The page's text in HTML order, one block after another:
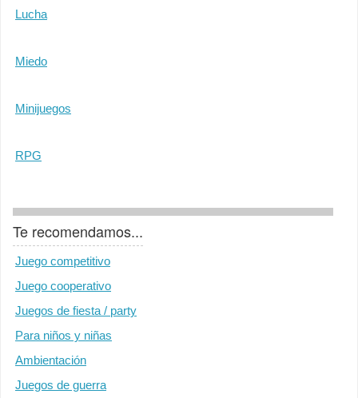
Lucha
Miedo
Minijuegos
RPG
Te recomendamos...
Juego competitivo
Juego cooperativo
Juegos de fiesta / party
Para niños y niñas
Ambientación
Juegos de guerra